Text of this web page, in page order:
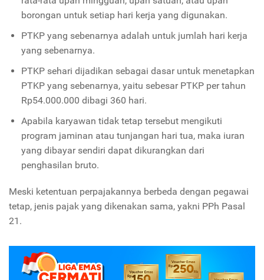
borongan untuk setiap hari kerja yang digunakan.
PTKP yang sebenarnya adalah untuk jumlah hari kerja
yang sebenarnya.
PTKP sehari dijadikan sebagai dasar untuk menetapkan
PTKP yang sebenarnya, yaitu sebesar PTKP per tahun
Rp54.000.000 dibagi 360 hari.
Apabila karyawan tidak tetap tersebut mengikuti
program jaminan atau tunjangan hari tua, maka iuran
yang dibayar sendiri dapat dikurangkan dari
penghasilan bruto.
Meski ketentuan perpajakannya berbeda dengan pegawai
tetap, jenis pajak yang dikenakan sama, yakni PPh Pasal
21.